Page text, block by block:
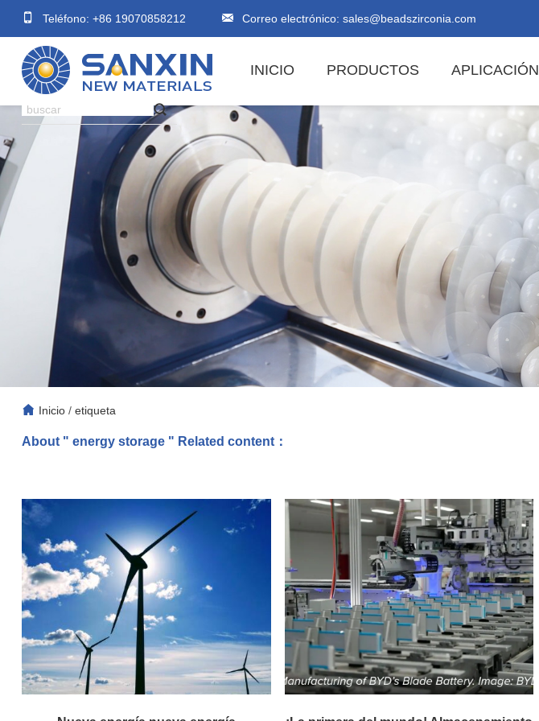
Teléfono: +86 19070858212 Correo electrónico: sales@beadszirconia.com
INICIO PRODUCTOS APLICACIÓN
Inicio/ etiqueta
About " energy storage " Related content：